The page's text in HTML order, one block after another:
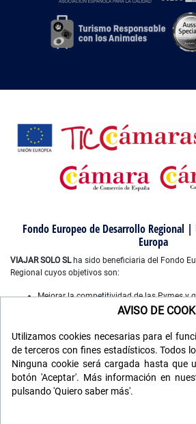
Fondo Europeo de Desarrollo Regional |
Europa
VIAJAR SOLO SLha sido beneficiaria del Fondo
Regional cuyos objetivos son:
Mejorar la competitividad de las Pymes y
marcha un Plan de Marketing Digital
año 2022-2023. Para ello ha contado con
XPANDE DIGITAL de la Cámara de
Mejorar el uso y la calidad de las
las comunicaciones, y el acceso a las
desarrollado un plan digital de gestión
mejora de competitividad y productividad
AVISO DE
Utilizamos cookies necesarias para el
de terceros con fines estadísticos. Todos
Ninguna cookie será cargada hasta que
botón 'Aceptar'. Más información en
pulsando 'Quiero saber más'.